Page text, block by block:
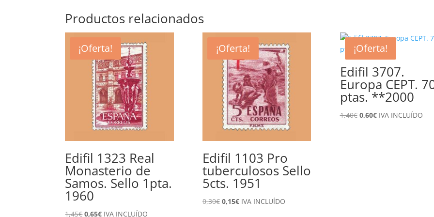
Productos relacionados
¡Oferta!
Edifil 1323 Real
Monasterio de
Samos. Sello 1pta.
1960
1,45€El
0,65€ElIVA INCLUÍDO
¡Oferta!
Edifil 1103 Pro
tuberculosos Sello
5cts. 1951
0,30€ El
0,15€ElIVA INCLUÍDO
¡Oferta!
Edifil 3707.
Europa CEPT.
ptas. **2000
1,40€ El
0,60€ElIVA INCLUÍDO